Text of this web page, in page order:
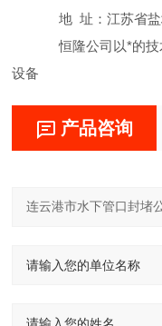
地 址：江苏省盐城
恒隆公司以*的技术.
设备
产品咨询